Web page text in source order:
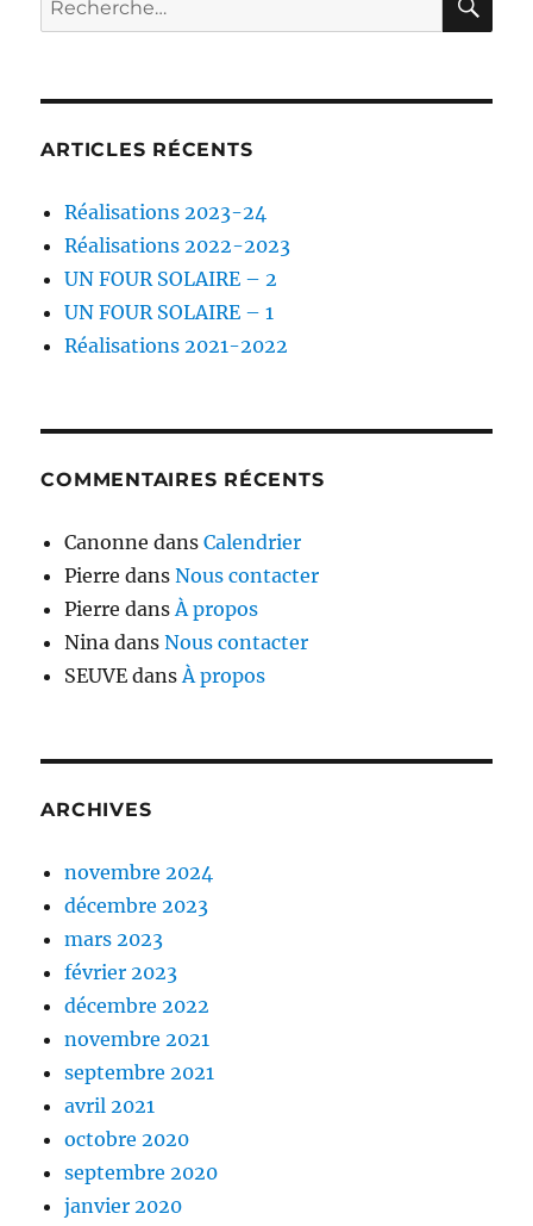
pour :
ARTICLES RÉCENTS
Réalisations 2023-24
Réalisations 2022-2023
UN FOUR SOLAIRE – 2
UN FOUR SOLAIRE – 1
Réalisations 2021-2022
COMMENTAIRES RÉCENTS
Canonne dansCalendrier
Pierre dansNous contacter
Pierre dansÀ propos
Nina dansNous contacter
SEUVE dansÀ propos
ARCHIVES
novembre 2024
décembre 2023
mars 2023
février 2023
décembre 2022
novembre 2021
septembre 2021
avril 2021
octobre 2020
septembre 2020
janvier 2020